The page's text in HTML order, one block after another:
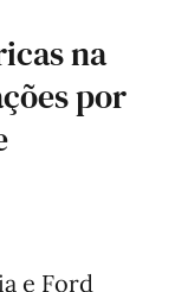
na
por
e Ford